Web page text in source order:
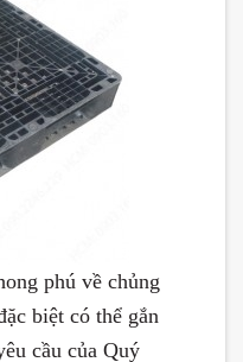
phú về chủng
biệt có thể gắn
cầu của Quý